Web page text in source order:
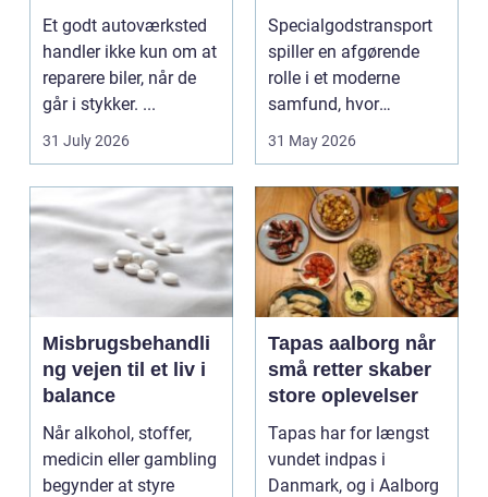
gøre for din bil
Et godt autoværksted
handler ikke kun om at
reparere biler, når de
går i stykker. ...
31 July 2026
ikke rækker
Specialgodstransport
spiller en afgørende
rolle i et moderne
samfund, hvor
industrien bliver mere
31 May 2026
Misbrugsbehandli
ng vejen til et liv i
balance
Når alkohol, stoffer,
medicin eller gambling
begynder at styre
Tapas aalborg når
små retter skaber
store oplevelser
Tapas har for længst
vundet indpas i
Danmark, og i Aalborg